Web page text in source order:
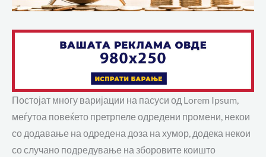
Постојат многу варијации на пасуси од Lorem Ipsum,
меѓутоа повеќето претрпеле одредени промени, некои
со додавање на одредена доза на хумор, додека некои
со случано подредување на зборовите коишто